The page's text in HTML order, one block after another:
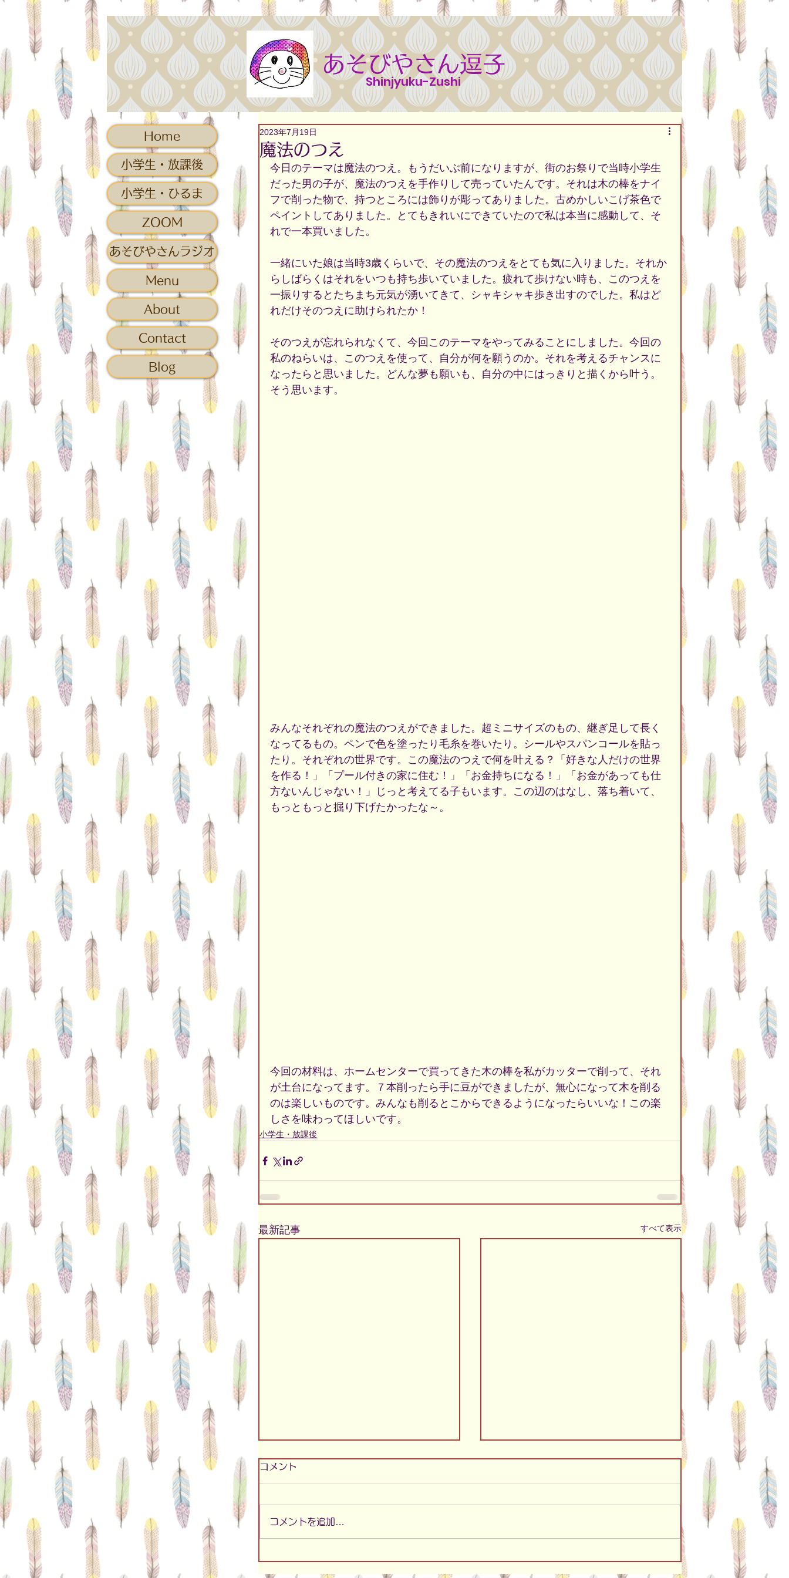
あそびやさん逗子
Shinjyuku-Zushi
Home
小学生・放課後
小学生・ひるま
ZOOM
あそびやさんラジオ
Menu
About
Contact
Blog
魔法のつえ
2023年7月19日
今日のテーマは魔法のつえ。もうだいぶ前になりますが、街のお祭りで当時小学生
だった男の子が、魔法のつえを手作りして売っていたんです。それは木の棒をナイ
フで削った物で、持つところには飾りが彫ってありました。古めかしいこげ茶色で
ペイントしてありました。とてもきれいにできていたので私は本当に感動して、そ
れで一本買いました。
一緒にいた娘は当時3歳くらいで、その魔法のつえをとても気に入りました。それか
らしばらくはそれをいつも持ち歩いていました。疲れて歩けない時も、このつえを
一振りするとたちまち元気が湧いてきて、シャキシャキ歩き出すのでした。私はど
れだけそのつえに助けられたか！
そのつえが忘れられなくて、今回このテーマをやってみることにしました。今回の
私のねらいは、このつえを使って、自分が何を願うのか。それを考えるチャンスに
なったらと思いました。どんな夢も願いも、自分の中にはっきりと描くから叶う。
そう思います。
みんなそれぞれの魔法のつえができました。超ミニサイズのもの、継ぎ足して長く
なってるもの。ペンで色を塗ったり毛糸を巻いたり。シールやスパンコールを貼っ
たり。それぞれの世界です。この魔法のつえで何を叶える？「好きな人だけの世界
を作る！」「プール付きの家に住む！」「お金持ちになる！」「お金があっても仕
方ないんじゃない！」じっと考えてる子もいます。この辺のはなし、落ち着いて、
もっともっと掘り下げたかったな～。
今回の材料は、ホームセンターで買ってきた木の棒を私がカッターで削って、それ
が土台になってます。７本削ったら手に豆ができましたが、無心になって木を削る
のは楽しいものです。みんなも削るとこからできるようになったらいいな！この楽
しさを味わってほしいです。
小学生・放課後
最新記事 すべて表示
ドリームキャッチャー
コメント
コメントを追加…